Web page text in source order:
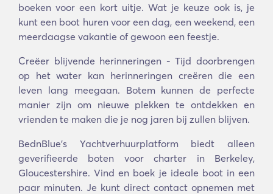
boeken voor een kort uitje. Wat je keuze ook is, je
kunt een boot huren voor een dag, een weekend, een
meerdaagse vakantie of gewoon een feestje.
Creëer blijvende herinneringen - Tijd doorbrengen
op het water kan herinneringen creëren die een
leven lang meegaan. Botem kunnen de perfecte
manier zijn om nieuwe plekken te ontdekken en
vrienden te maken die je nog jaren bij zullen blijven.
BednBlue's Yachtverhuurplatform biedt alleen
geverifieerde boten voor charter in Berkeley,
Gloucestershire. Vind en boek je ideale boot in een
paar minuten. Je kunt direct contact opnemen met